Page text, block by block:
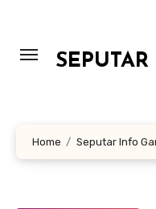
konten
Home Seputar Info